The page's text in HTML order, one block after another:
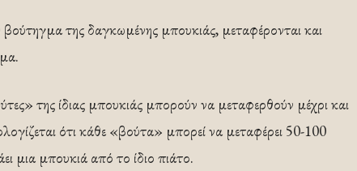
της δαγκωμένης μπουκιάς, μεταφέρονται και
της ίδιας μπουκιάς μπορούν να μεταφερθούν μέχρι και
ότι κάθε «βούτα» μπορεί να μεταφέρει 50-100
μια μπουκιά από το ίδιο πιάτο.